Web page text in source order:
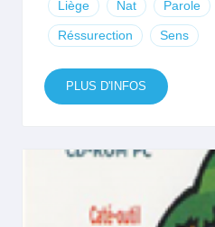
Liège Nat Parole
Réssurection Sens
PLUS D'INFOS